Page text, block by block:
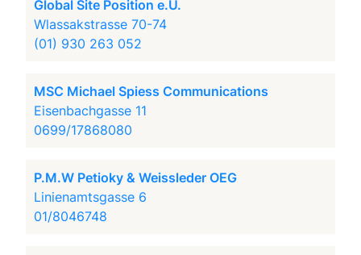
Global Site Position e.U.
Wlassakstrasse 70-74
(01) 930 263 052
MSC Michael Spiess Communications
Eisenbachgasse 11
0699/17868080
P.M.W Petioky & Weissleder OEG
Linienamtsgasse 6
01/8046748